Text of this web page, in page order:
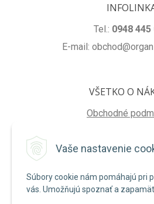
Vaše nastavenie
Súbory cookie nám pomáhajú pri
vás. Umožňujú spoznať a
Tel.: 0948 445
E-mail:
VŠETKO O
Obchodné
Reklamačné
NA